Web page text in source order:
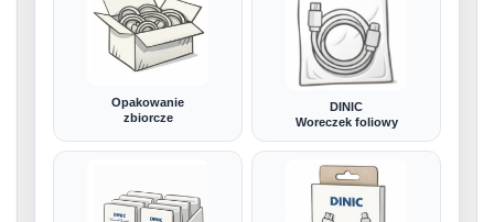
Opakowanie
zbiorcze
DINIC
Woreczek foliowy